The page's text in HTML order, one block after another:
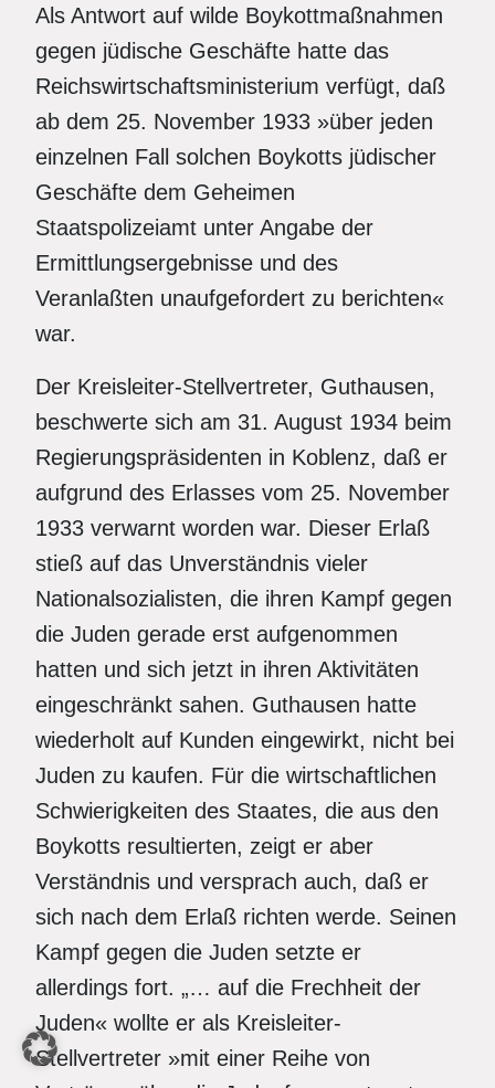
Als Antwort auf wilde Boykottmaßnahmen
gegen jüdische Geschäfte hatte das
Reichswirtschaftsministerium verfügt, daß
ab dem 25. November 1933 »über jeden
einzelnen Fall solchen Boykotts jüdischer
Geschäfte dem Geheimen
Staatspolizeiamt unter Angabe der
Ermittlungsergebnisse und des
Veranlaßten unaufgefordert zu berichten«
war.
Der Kreisleiter-Stellvertreter, Guthausen,
beschwerte sich am 31. August 1934 beim
Regierungspräsidenten in Koblenz, daß er
aufgrund des Erlasses vom 25. November
1933 verwarnt worden war. Dieser Erlaß
stieß auf das Unverständnis vieler
Nationalsozialisten, die ihren Kampf gegen
die Juden gerade erst aufgenommen
hatten und sich jetzt in ihren Aktivitäten
eingeschränkt sahen. Guthausen hatte
wiederholt auf Kunden eingewirkt, nicht bei
Juden zu kaufen. Für die wirtschaftlichen
Schwierigkeiten des Staates, die aus den
Boykotts resultierten, zeigt er aber
Verständnis und versprach auch, daß er
sich nach dem Erlaß richten werde. Seinen
Kampf gegen die Juden setzte er
allerdings fort. „… auf die Frechheit der
Juden« wollte er als Kreisleiter-
Stellvertreter »mit einer Reihe von